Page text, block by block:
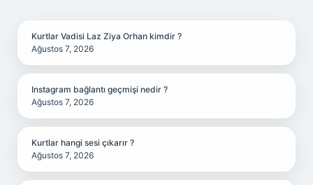
SIDEBAR
Kurtlar Vadisi Laz Ziya Orhan kimdir ?
Ağustos 7, 2026
Instagram bağlantı geçmişi nedir ?
Ağustos 7, 2026
Kurtlar hangi sesi çıkarır ?
Ağustos 7, 2026